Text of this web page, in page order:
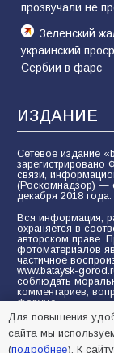
прозвучали не
Зеленский
украинский
Сербии в фарс
ИЗДАНИЕ
Сетевое издание
связи,
(Роскомнадзор) —
декабря 2018 года.
Вся информация,
охраняется в
авторском праве.
фотоматериалов
частичное
www.bataysk-
соблюдать
комментариев,
форуме.
Политика
Согласие на
Для повышения
сайта мы
(подробнее). К сайту